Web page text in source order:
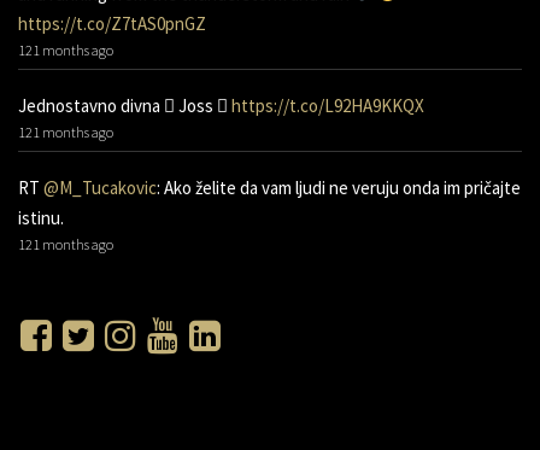
https://t.co/Z7tAS0pnGZ
121 months ago
Jednostavno divna 󾌧 Joss 󾬑 https://t.co/L92HA9KKQX
121 months ago
RT @M_Tucakovic: Ako želite da vam ljudi ne veruju onda im pričajte
istinu.
121 months ago